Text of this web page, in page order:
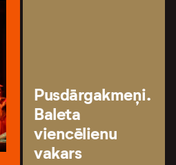
Pusdārgakmeņi.
Baleta
viencēlienu
vakars